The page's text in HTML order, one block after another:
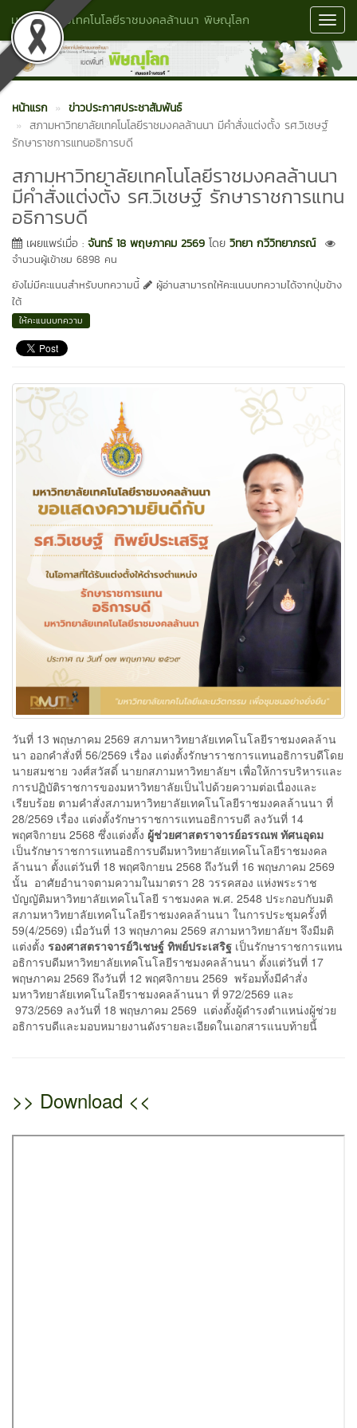
มหาวิทยาลัยเทคโนโลยีราชมงคลล้านนา พิษณุโลก
หน้าแรก
ข่าวประกาศประชาสัมพันธ์
สภามหาวิทยาลัยเทคโนโลยีราชมงคลล้านนา มีคำสั่งแต่งตั้ง รศ.วิเชษฐ์
รักษาราชการแทนอธิการบดี
สภามหาวิทยาลัยเทคโนโลยีราชมงคลล้านนา
มีคำสั่งแต่งตั้ง รศ.วิเชษฐ์ รักษาราชการแทน
อธิการบดี
เผยแพร่เมื่อ : จันทร์ 18 พฤษภาคม 2569 โดย วิทยา กวีวิทยาภรณ์
จำนวนผู้เข้าชม 6898 คน
ยังไม่มีคะแนนสำหรับบทความนี้
ผู้อ่านสามารถให้คะแนนบทความได้จากปุ่มข้าง
ใต้
ให้คะแนนบทความ
วันที่ 13 พฤษภาคม 2569 สภามหาวิทยาลัยเทคโนโลยีราชมงคลล้าน
นา ออกคำสั่งที่ 56/2569 เรื่อง แต่งตั้งรักษาราชการแทนอธิการบดีโดย
นายสมชาย วงศ์สวัสดิ์ นายกสภามหาวิทยาลัยฯ เพื่อให้การบริหารและ
การปฏิบัติราชการของมหาวิทยาลัยเป็นไปด้วยความต่อเนื่องและ
เรียบร้อย ตามคำสั่งสภามหาวิทยาลัยเทคโนโลยีราชมงคลล้านนา ที่
28/2569 เรื่อง แต่งตั้งรักษาราชการแทนอธิการบดี ลงวันที่ 14
พฤศจิกายน 2568 ซึ่งแต่งตั้ง ผู้ช่วยศาสตราจารย์อรรณพ ทัศนอุดม
เป็นรักษาราชการแทนอธิการบดีมหาวิทยาลัยเทคโนโลยีราชมงคล
ล้านนา ตั้งแต่วันที่ 18 พฤศจิกายน 2568 ถึงวันที่ 16 พฤษภาคม 2569
นั้น อาศัยอำนาจตามความในมาตรา 28 วรรคสอง แห่งพระราช
บัญญัติมหาวิทยาลัยเทคโนโลยี ราชมงคล พ.ศ. 2548 ประกอบกับมติ
สภามหาวิทยาลัยเทคโนโลยีราชมงคลล้านนา ในการประชุมครั้งที่
59(4/2569) เมื่อวันที่ 13 พฤษภาคม 2569 สภามหาวิทยาลัยฯ จึงมีมติ
แต่งตั้ง รองศาสตราจารย์วิเชษฐ์ ทิพย์ประเสริฐ เป็นรักษาราชการแทน
อธิการบดีมหาวิทยาลัยเทคโนโลยีราชมงคลล้านนา ตั้งแต่วันที่ 17
พฤษภาคม 2569 ถึงวันที่ 12 พฤศจิกายน 2569 พร้อมทั้งมีคำสั่ง
มหาวิทยาลัยเทคโนโลยีราชมงคลล้านนา ที่ 972/2569 และ
973/2569 ลงวันที่ 18 พฤษภาคม 2569 แต่งตั้งผู้ดำรงตำแหน่งผู้ช่วย
อธิการบดีและมอบหมายงานดังรายละเอียดในเอกสารแนบท้ายนี้
>> Download <<